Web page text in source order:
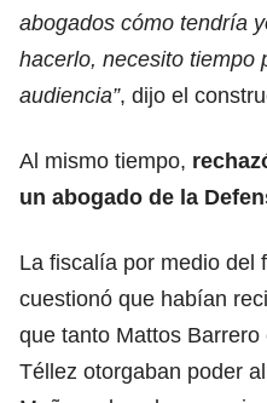
abogados cómo tendría
hacerlo, necesito tiempo
audiencia”, dijo el
Al mismo tiempo,
un abogado de la
La fiscalía por medio del
cuestionó que habían
que tanto Mattos
Téllez otorgaban poder